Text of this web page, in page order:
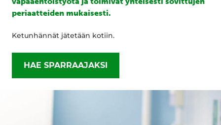
periaatteiden mukaisesti.
Ketunhännät jätetään kotiin.
HAE SPARRAAJAKSI